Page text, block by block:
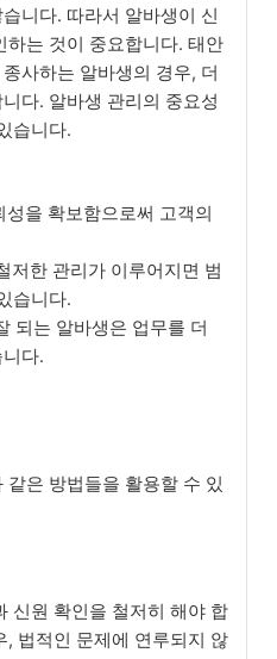
니다. 따라서 알바생이 신
하는 것이 중요합니다. 태안
사하는 알바생의 경우, 더
다. 알바생 관리의 중요성
습니다.
성을 확보함으로써 고객의
저한 관리가 이루어지면 범
습니다.
되는 알바생은 업무를 더
다.
은 방법들을 활용할 수 있
신원 확인을 철저히 해야 합
, 법적인 문제에 연루되지 않